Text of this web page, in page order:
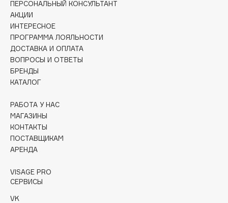
Deonica
Dessange
Dior
Divage
Dolce & Gabbana
Dolomit
DP Daily Perfection
Dr. Vranjes Firenze
Dr.Althea
Dr.Ceuracle
DSD de Luxe
ПЕРСОНАЛЬНЫЙ КОНСУЛЬТАНТ
АКЦИИ
ИНТЕРЕСНОЕ
ПРОГРАММА ЛОЯЛЬНОСТИ
ДОСТАВКА И ОПЛАТА
ВОПРОСЫ И ОТВЕТЫ
БРЕНДЫ
КАТАЛОГ
РАБОТА У НАС
МАГАЗИНЫ
КОНТАКТЫ
ПОСТАВЩИКАМ
АРЕНДА
VISAGE PRO
СЕРВИСЫ
VK